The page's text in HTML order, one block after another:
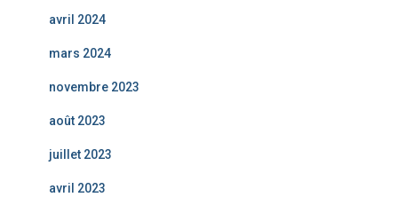
avril 2024
mars 2024
novembre 2023
août 2023
juillet 2023
avril 2023